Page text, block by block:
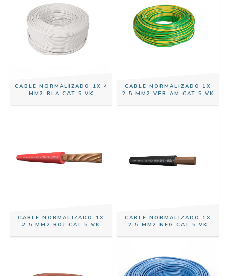
CABLE NORMALIZADO 1X 4
MM2 BLA CAT 5 VK
CABLE NORMALIZADO 1X
2,5 MM2 VER-AM CAT 5 VK
CABLE NORMALIZADO 1X
2,5 MM2 ROJ CAT 5 VK
CABLE NORMALIZADO 1X
2,5 MM2 NEG CAT 5 VK